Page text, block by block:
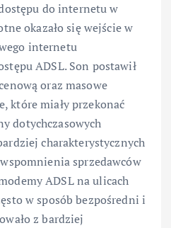
do internetu w
okazało się wejście w
internetu
ADSL. Son postawił
oraz masowe
które miały przekonać
dotychczasowych
charakterystycznych
sprzedawców
ADSL na ulicach
w sposób bezpośredni i
z bardziej